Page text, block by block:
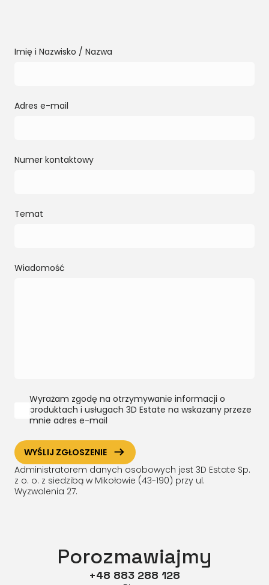
Imię i Nazwisko / Nazwa
Adres e-mail
Numer kontaktowy
Temat
Wiadomość
Wyrażam zgodę na otrzymywanie informacji o
produktach i usługach 3D Estate na wskazany przeze
mnie adres e-mail
WYŚLIJ ZGŁOSZENIE ArrowRightLong
Administratorem danych osobowych jest 3D Estate Sp.
z o. o. z siedzibą w Mikołowie (43-190) przy ul.
Wyzwolenia 27.
Porozmawiajmy
+48 883 288 128